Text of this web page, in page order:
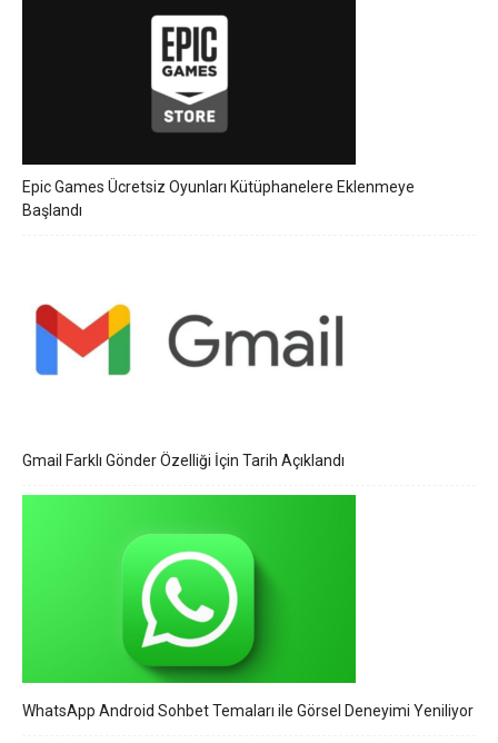
Epic Games Ücretsiz Oyunları Kütüphanelere Eklenmeye
Başlandı
Gmail Farklı Gönder Özelliği İçin Tarih Açıklandı
WhatsApp Android Sohbet Temaları ile Görsel Deneyimi Yeniliyor